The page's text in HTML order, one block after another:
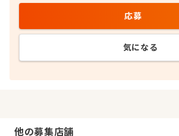
応募
気になる
他の募集店舗